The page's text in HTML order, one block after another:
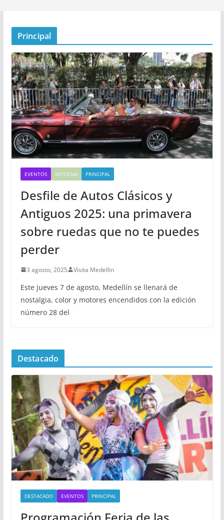
Principal
EVENTOS NOTICIAS PRINCIPAL
Desfile de Autos Clásicos y
Antiguos 2025: una primavera
sobre ruedas que no te puedes
perder
3 agosto, 2025 Visita Medellin
Este jueves 7 de agosto, Medellín se llenará de
nostalgia, color y motores encendidos con la edición
número 28 del
Destacado
DESTACADO EVENTOS PRINCIPAL